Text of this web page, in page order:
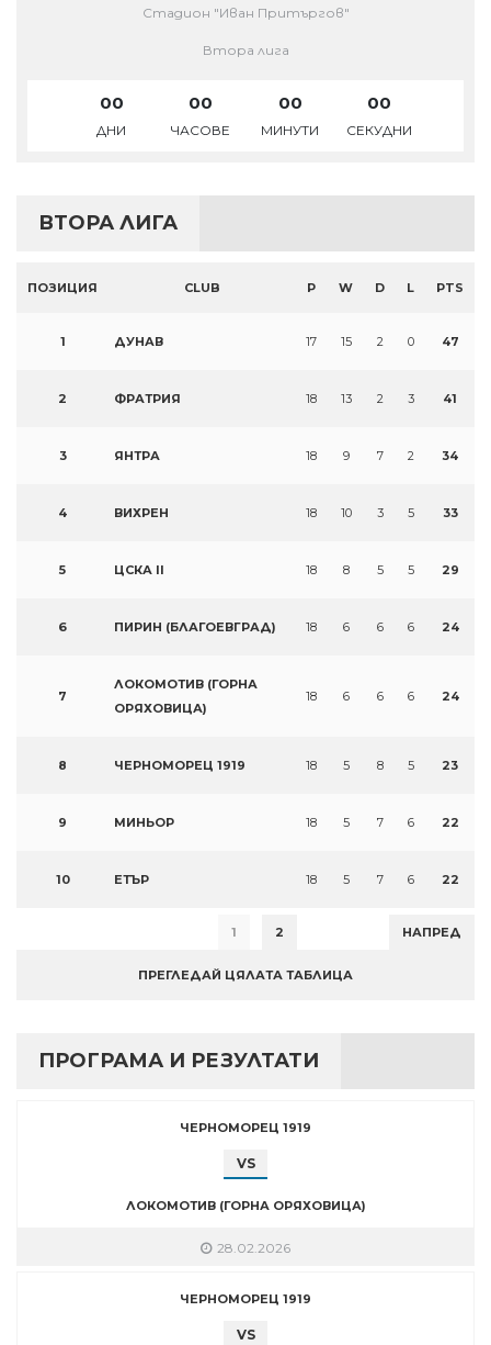
Стадион "Иван Притъргов"
Втора лига
00
ДНИ
00
ЧАСОВЕ
00
МИНУТИ
00
СЕКУДНИ
ВТОРА ЛИГА
ПОЗИЦИЯ CLUB P W D L PTS
1 ДУНАВ 17 15 2 0 47
2 ФРАТРИЯ 18 13 2 3 41
3 ЯНТРА 18 9 7 2 34
4 ВИХРЕН 18 10 3 5 33
5 ЦСКА II 18 8 5 5 29
6 ПИРИН (БЛАГОЕВГРАД) 18 6 6 6 24
7
ЛОКОМОТИВ (ГОРНА
ОРЯХОВИЦА)
18 6 6 6 24
8 ЧЕРНОМОРЕЦ 1919 18 5 8 5 23
9 МИНЬОР 18 5 7 6 22
10 ЕТЪР 18 5 7 6 22
1 2 НАПРЕД
ПРЕГЛЕДАЙ ЦЯЛАТА ТАБЛИЦА
ПРОГРАМА И РЕЗУЛТАТИ
ЧЕРНОМОРЕЦ 1919
VS
ЛОКОМОТИВ (ГОРНА ОРЯХОВИЦА)
28.02.2026
ЧЕРНОМОРЕЦ 1919
VS